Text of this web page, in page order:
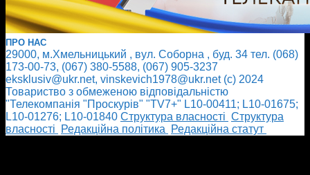
ПРО НАС
29000, м.Хмельницький , вул. Соборна , буд. 34 тел. (068)
173-00-73, (067) 380-5588, (067) 905-3237
eksklusiv@ukr.net, vinskevich1978@ukr.net (с) 2024
Товариство з обмеженою відповідальністю
"Телекомпанія "Проскурів" "TV7+" L10-00411; L10-01675;
L10-01276; L10-01840 Cтруктура власності Cтруктура
власності
Редакційна політика Редакційна статут